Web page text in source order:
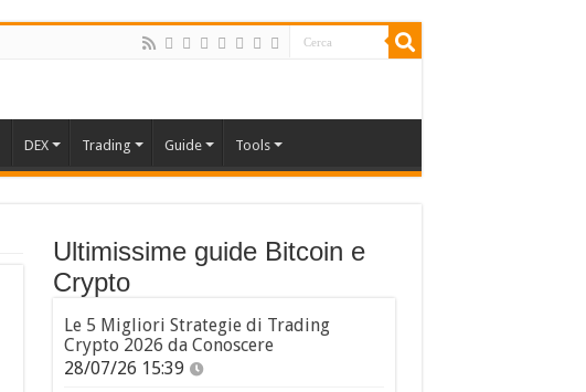
DEX Trading Guide Tools
Ultimissime guide Bitcoin e
Crypto
Le 5 Migliori Strategie di Trading
Crypto 2026 da Conoscere
28/07/26 15:39